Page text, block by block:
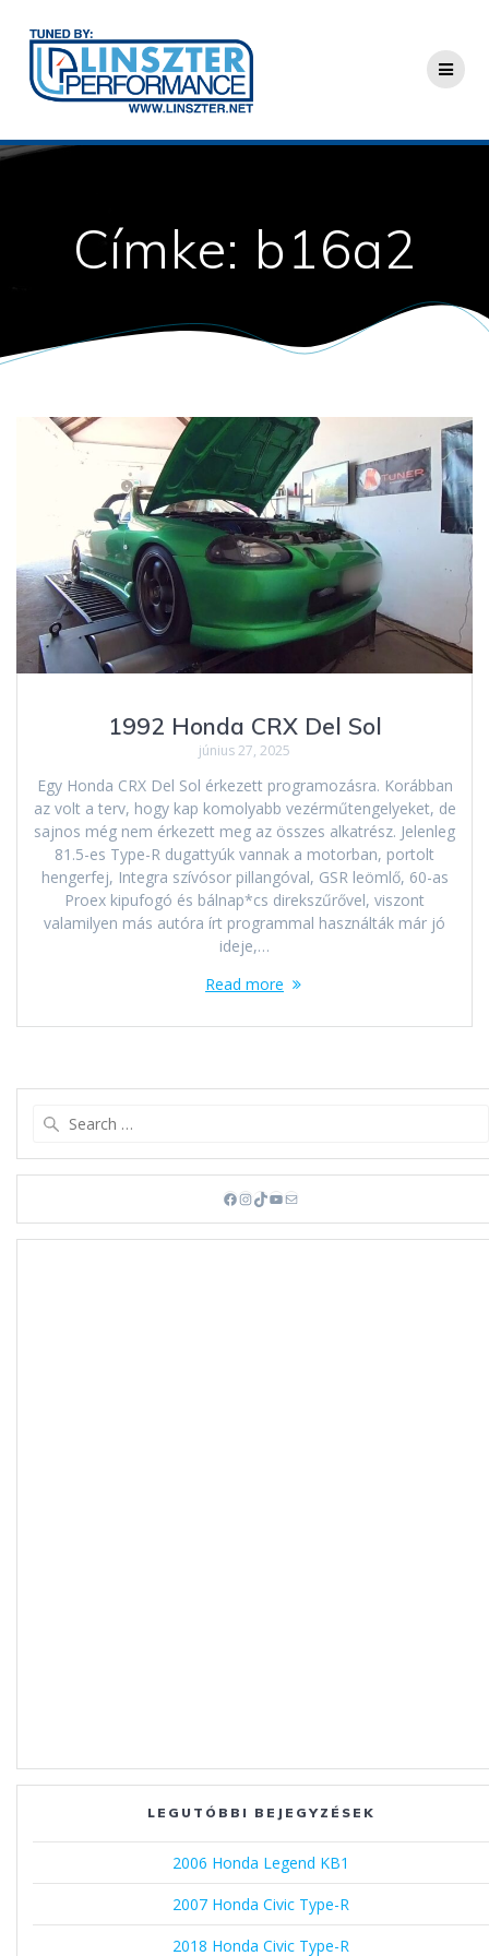
content
Címke: b16a2
1992 Honda CRX Del Sol
június 27, 2025
Egy Honda CRX Del Sol érkezett programozásra. Korábban
az volt a terv, hogy kap komolyabb vezérműtengelyeket, de
sajnos még nem érkezett meg az összes alkatrész. Jelenleg
81.5-es Type-R dugattyúk vannak a motorban, portolt
hengerfej, Integra szívósor pillangóval, GSR leömlő, 60-as
Proex kipufogó és bálnap*cs direkszűrővel, viszont
valamilyen más autóra írt programmal használták már jó
ideje,…
Read more
Facebook
Instagram
TikTok
YouTube
Mail
LEGUTÓBBI BEJEGYZÉSEK
2006 Honda Legend KB1
2007 Honda Civic Type-R
2018 Honda Civic Type-R